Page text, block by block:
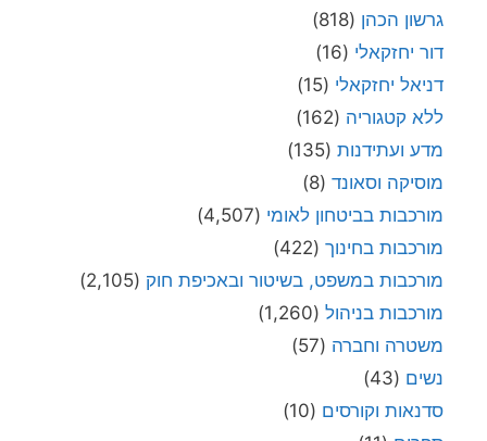
גרשון הכהן (818)
דור יחזקאלי (16)
דניאל יחזקאלי (15)
ללא קטגוריה (162)
מדע ועתידנות (135)
מוסיקה וסאונד (8)
מורכבות בביטחון לאומי (4,507)
מורכבות בחינוך (422)
מורכבות במשפט, בשיטור ובאכיפת חוק (2,105)
מורכבות בניהול (1,260)
משטרה וחברה (57)
נשים (43)
סדנאות וקורסים (10)